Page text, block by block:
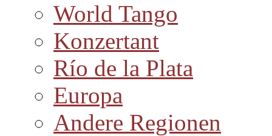
World Tango
Konzertant
Río de la Plata
Europa
Andere Regionen